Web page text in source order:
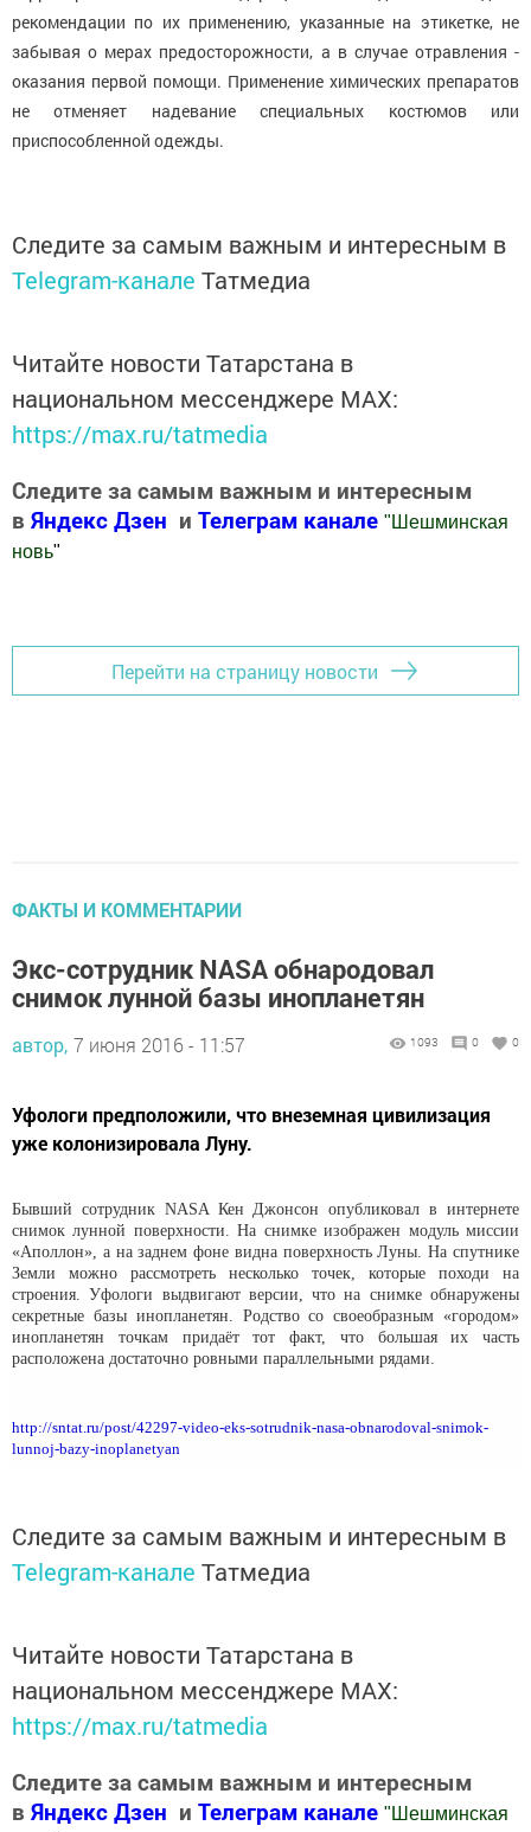
рекомендации по их применению, указанные на этикетке, не
забывая о мерах предосторожности, а в случае отравления -
оказания первой помощи. Применение химических препаратов
не отменяет надевание специальных костюмов или
приспособленной одежды.
Следите за самым важным и интересным в
Telegram-канале Татмедиа
Читайте новости Татарстана в
национальном мессенджере MАХ:
https://max.ru/tatmedia
Следите за самым важным и интересным
в Яндекс Дзен и Телеграм канале " Шешминская
новь"
Перейти на страницу новости
ФАКТЫ И КОММЕНТАРИИ
Экс-сотрудник NASA обнародовал
снимок лунной базы инопланетян
автор, 7 июня 2016 - 11:57 1093 0 0
Уфологи предположили, что внеземная цивилизация
уже колонизировала Луну.
Бывший сотрудник NASA Кен Джонсон опубликовал в интернете
снимок лунной поверхности. На снимке изображен модуль миссии
«Аполлон», а на заднем фоне видна поверхность Луны. На спутнике
Земли можно рассмотреть несколько точек, которые походи на
строения. Уфологи выдвигают версии, что на снимке обнаружены
секретные базы инопланетян. Родство со своеобразным «городом»
инопланетян точкам придаёт тот факт, что большая их часть
расположена достаточно ровными параллельными рядами.
http://sntat.ru/post/42297-video-eks-sotrudnik-nasa-obnarodoval-snimok-
lunnoj-bazy-inoplanetyan
Следите за самым важным и интересным в
Telegram-канале Татмедиа
Читайте новости Татарстана в
национальном мессенджере MАХ:
https://max.ru/tatmedia
Следите за самым важным и интересным
в Яндекс Дзен и Телеграм канале "Шешминская